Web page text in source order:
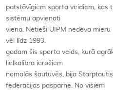
patstāvīgiem sporta veidiem, kas
sistēmu apvienoti
vienā. Netieši UIPM nedeva
vēl līdz 1993.
gadam šis sporta veids, kurā
lielkalibra ieročiem
nomaļās šautuvēs, bija
federācijas paspārnē. No visiem